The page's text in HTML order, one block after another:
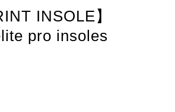
INSOLE】
pro insoles